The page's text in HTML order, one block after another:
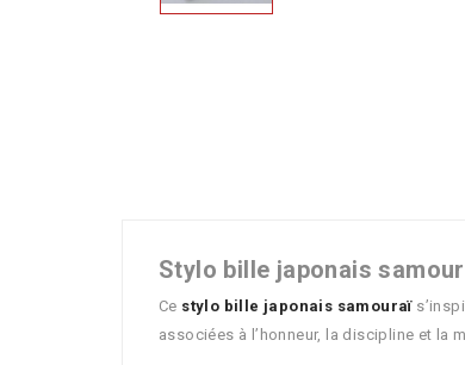
Stylo bille japonais
Ce stylo bille japonais samouraï
associées à l’honneur, la discipline et la